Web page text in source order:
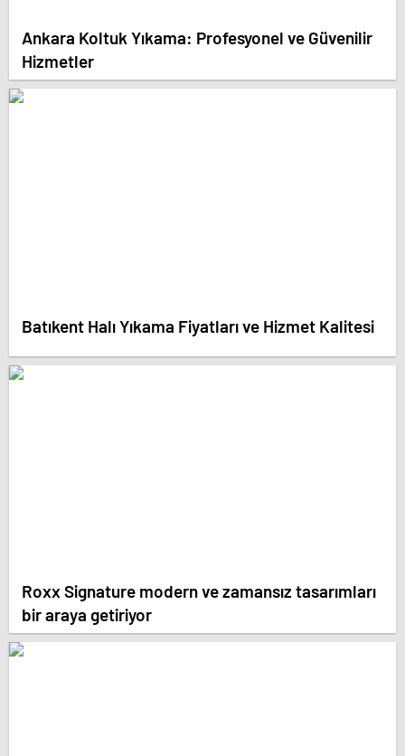
Ankara Koltuk Yıkama: Profesyonel ve Güvenilir
Hizmetler
Batıkent Halı Yıkama Fiyatları ve Hizmet Kalitesi
Roxx Signature modern ve zamansız tasarımları
bir araya getiriyor